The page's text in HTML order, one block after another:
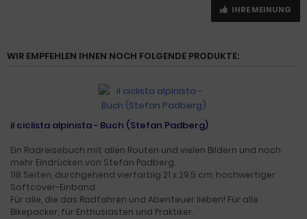
IHRE MEINUNG
WIR EMPFEHLEN IHNEN NOCH FOLGENDE PRODUKTE:
il ciclista alpinista - Buch (Stefan Padberg)
Ein Radreisebuch mit allen Routen und vielen Bildern und noch
mehr Eindrücken von Stefan Padberg.
118 Seiten, durchgehend vierfarbig 21 x 29,5 cm, hochwertiger
Softcover-Einband.
Für alle, die das Radfahren und Abenteuer lieben! Für alle
Bikepacker, für Enthusiasten und Praktiker.